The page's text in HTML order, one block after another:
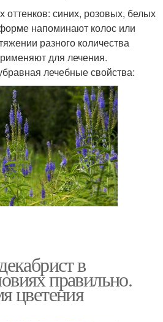
оттенков: синих, розовых, белых
напоминают колос или
разного количества
для лечения.
лечебные свойства:
в
правильно.
цветения